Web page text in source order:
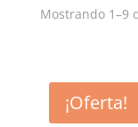
Mostrando 1–9
¡Oferta!